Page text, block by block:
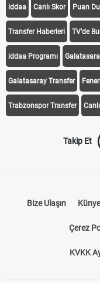
iddaa Canlı Skor Puan
Transfer Haberleri TV'de
iddaa Programı
Galatasaray Transfer
Trabzonspor Transfer
Takip Et
Bize Ulaşın Künye
Çerez
KVKK